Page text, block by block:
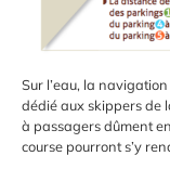
Sur l’eau, la
dédié aux skippers de
à passagers dûment
course pourront s’y